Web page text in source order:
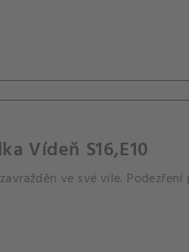
Vídeň S16,E10
ve své vile.